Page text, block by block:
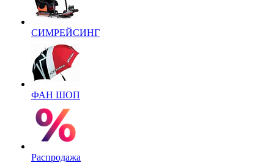
СИМРЕЙСИНГ
ФАН ШОП
Распродажа